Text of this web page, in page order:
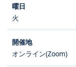
火
オンライン(Zoom)